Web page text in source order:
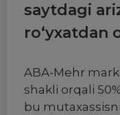
saytdagi
ro‘yxatdan
ABA-Mehr
shakli orqali
bu